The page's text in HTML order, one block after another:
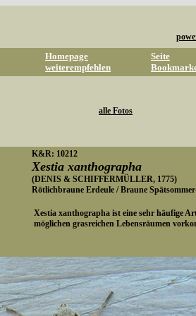
Homepage
weiterempfehlen
Seite
alle Fotos
K&R: 10212
Xestia xanthographa
(DENIS & SCHIFFERMÜLLER, 1775)
Rötlichbraune Erdeule / Braune
Xestia xanthographa ist eine sehr häufige
möglichen grasreichen Lebensräumen